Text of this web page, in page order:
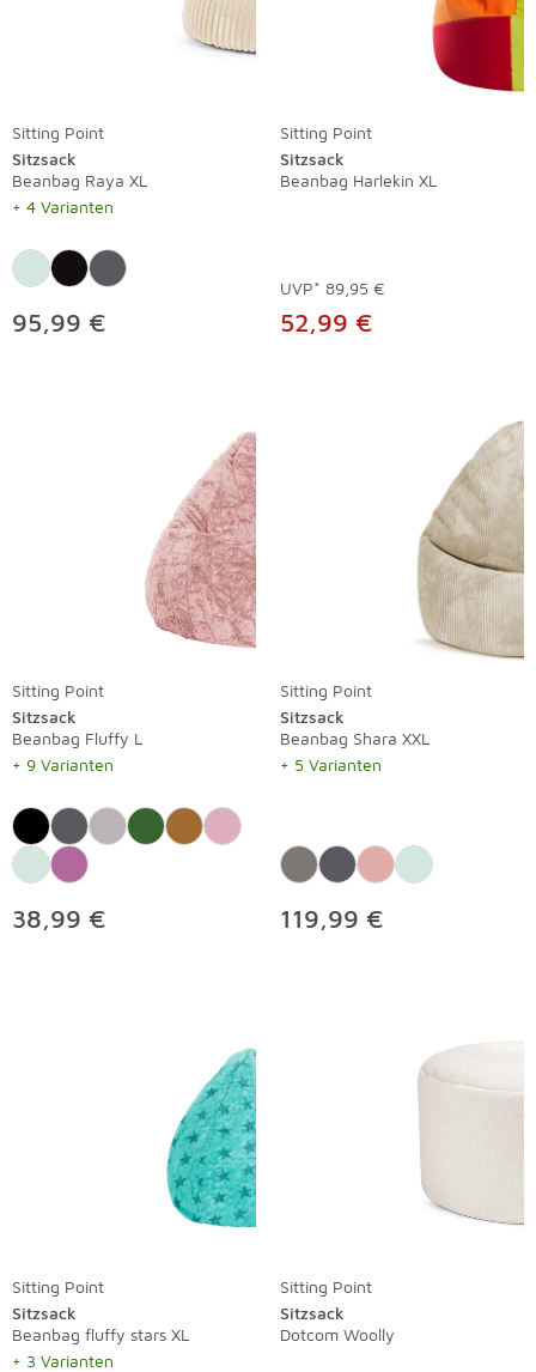
Sitting Point
Sitzsack
Beanbag Raya XL
+ 4 Varianten
95,99 €
Sitting Point
Sitzsack
Beanbag Harlekin XL
UVP* 89,95 €
52,99 €
Sitting Point
Sitzsack
Beanbag Fluffy L
+ 9 Varianten
38,99 €
Sitting Point
Sitzsack
Beanbag Shara XXL
+ 5 Varianten
119,99 €
Sitting Point
Sitzsack
Beanbag fluffy stars XL
+ 3 Varianten
Sitting Point
Sitzsack
Dotcom Woolly